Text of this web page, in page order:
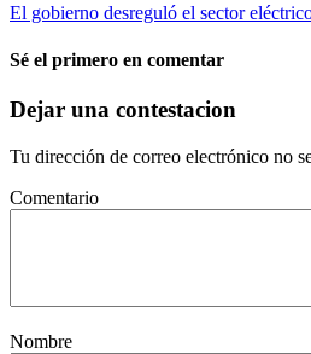
El gobierno desreguló el sector
Sé el primero en comentar
Dejar una contestacion
Tu dirección de correo electrónico no
Comentario
Nombre